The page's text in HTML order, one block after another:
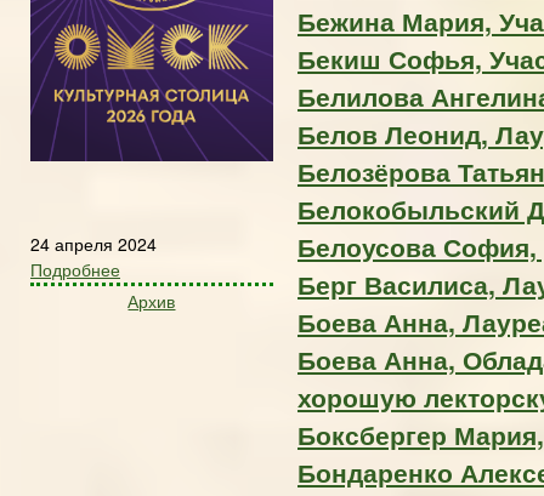
24 апреля 2024
Подробнее
Архив
Бежина Мария,
Бекиш Софья,
Белилова
Белов Леонид,
Белозёрова
Белокобыльский
Белоусова
Берг Василиса,
Боева Анна,
Боева Анна,
хорошую
Боксбергер
Бондаренко